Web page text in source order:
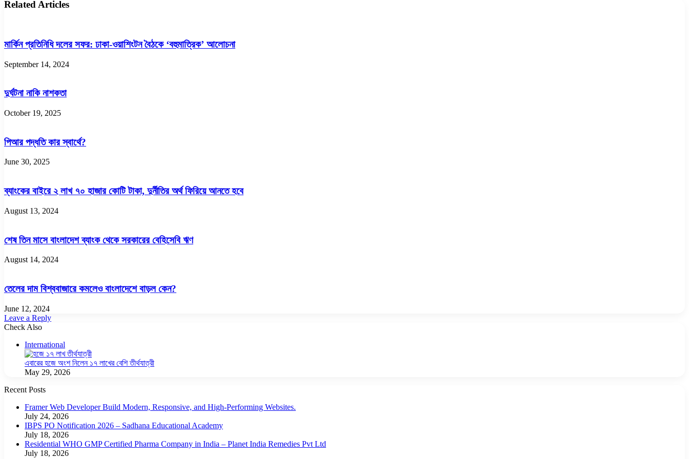
চাঁদ
Related Articles
মার্কিন প্রতিনিধি দলের সফর: ঢাকা-ওয়াশিংটন বৈঠকে ‘বহুমাত্রিক’ আলোচনা
September 14, 2024
দুর্ঘটনা নাকি নাশকতা
October 19, 2025
পিআর পদ্ধতি কার স্বার্থে?
June 30, 2025
ব্যাংকের বাইরে ২ লাখ ৭০ হাজার কোটি টাকা, দুর্নীতির অর্থ ফিরিয়ে আনতে হবে
August 13, 2024
শেষ তিন মাসে বাংলাদেশ ব্যাংক থেকে সরকারের বেহিসেবি ঋণ
August 14, 2024
তেলের দাম বিশ্ববাজারে কমলেও বাংলাদেশে বাড়ল কেন?
June 12, 2024
Leave a Reply
Check Also
International
এবারের হজে অংশ নিলেন ১৭ লাখের বেশি তীর্থযাত্রী
May 29, 2026
Recent Posts
Framer Web Developer Build Modern, Responsive, and High-Performing Websites.
July 24, 2026
IBPS PO Notification 2026 – Sadhana Educational Academy
July 18, 2026
Residential WHO GMP Certified Pharma Company in India – Planet India Remedies Pvt Ltd
July 18, 2026